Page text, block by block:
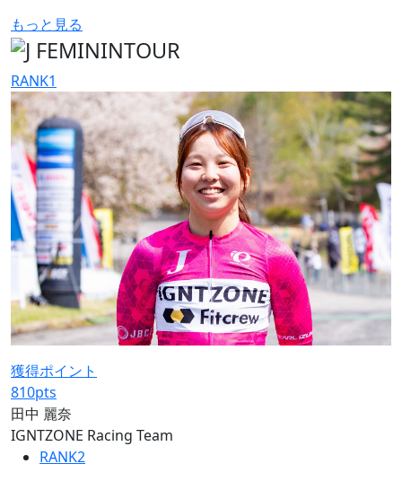
もっと見る
RANK1
獲得ポイント
810pts
田中 麗奈
IGNTZONE Racing Team
RANK2